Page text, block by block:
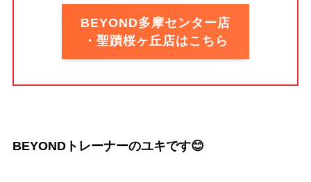
BEYOND多摩センター店
・聖蹟桜ヶ丘店はこちら
BEYONDトレーナーのユキです😊